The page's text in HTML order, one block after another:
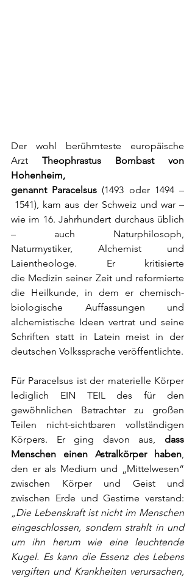
Der wohl berühmteste europäische
Arzt
Theophrastus Bombast von
Hohenheim,
genannt Paracelsus (1493 oder 1494 –
1541), kam aus der Schweiz und war –
wie im 16. Jahrhundert durchaus üblich
– auch Naturphilosoph,
Naturmystiker, Alchemist
Laientheologe. Er kritisierte
die Medizin seiner Zeit und reformierte
die Heilkunde, in dem er chemisch-
biologische Auffassungen und
alchemistische Ideen vertrat und seine
Schriften statt in Latein meist in der
deutschen Volkssprache veröffentlichte.
Für Paracelsus ist der materielle Körper
lediglich EIN TEIL des für den
gewöhnlichen Betrachter zu großen
Teilen nicht-sichtbaren vollständigen
Körpers. Er ging davon aus, dass
Menschen einen Astralkörper haben,
den er als Medium und „Mittelwesen“
zwischen Körper und Geist und
„Die Lebenskraft ist nicht im Menschen
eingeschlossen, sondern strahlt in und
um ihn herum wie eine leuchtende
Kugel. Es kann die Essenz des Lebens
vergiften und Krankheiten verursachen,